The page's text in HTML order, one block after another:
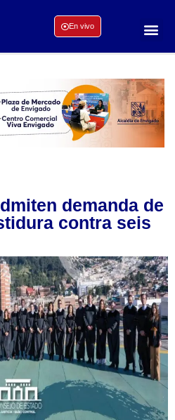
En vivo
demanda de
contra seis